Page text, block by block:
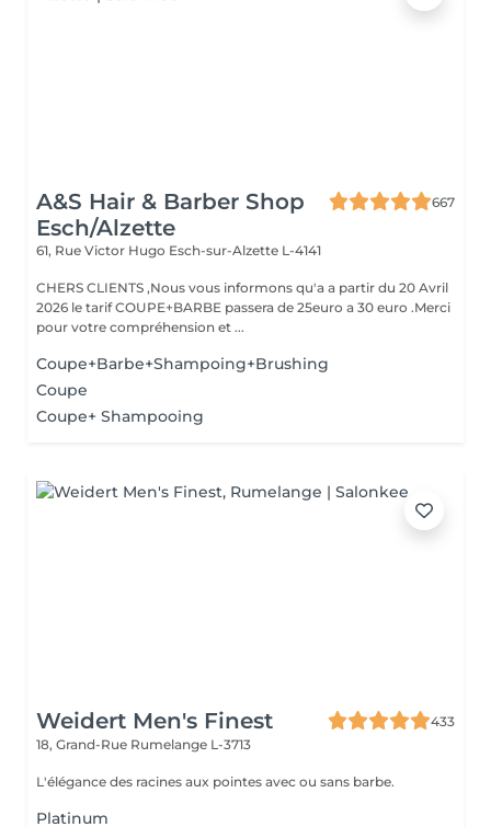
A&S Hair & Barber Shop
Esch/Alzette
667
61, Rue Victor Hugo Esch-sur-Alzette L-4141
CHERS CLIENTS ,Nous vous informons qu'a a partir du 20 Avril
2026 le tarif COUPE+BARBE passera de 25euro a 30 euro .Merci
pour votre compréhension et ...
Coupe+Barbe+Shampoing+Brushing
Coupe
Coupe+ Shampooing
Weidert Men's Finest
433
18, Grand-Rue Rumelange L-3713
L'élégance des racines aux pointes avec ou sans barbe.
Platinum